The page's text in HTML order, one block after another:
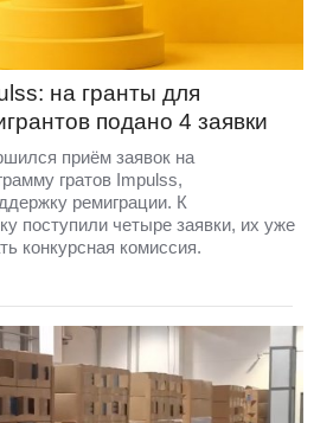
на гранты для
подано 4 заявки
приём заявок на
гратов Impulss,
ремиграции. К
поступили четыре заявки, их уже
конкурсная комиссия.